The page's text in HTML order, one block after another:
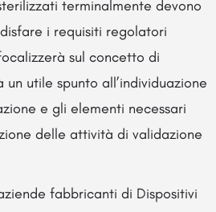
terminalmente devono
i requisiti regolatori
sul concetto di
utile spunto all’individuazione
e gli elementi necessari
delle attività di validazione
fabbricanti di Dispositivi